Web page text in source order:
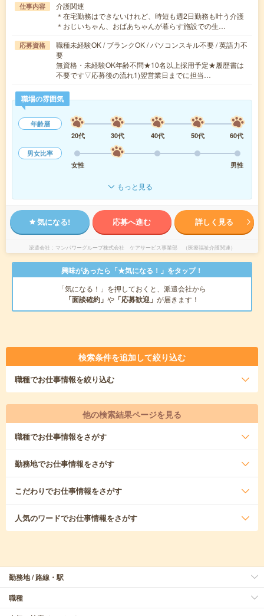
仕事内容
介護関連
＊在宅勤務はできないけれど、時短も週2日勤務も叶う介護
＊おじいちゃん、おばあちゃんが暮らす施設での生…
応募資格
職種未経験OK / ブランクOK / パソコンスキル不要 / 英語力不
要
無資格・未経験OK年齢不問★10名以上採用予定★履歴書は
不要です▽応募後の流れ1)翌営業日までに担当…
職場の雰囲気
年齢層
20代
30代 40代 50代
60代
男女比率
女性
男性
もっと見る
気になる! 応募へ進む 詳しく見る
派遣会社 マンパワーグループ株式会社 ケアサービス事業部 （医療福祉介護関連）
興味があったら「★気になる！」をタップ！
「気になる！」を押しておくと、派遣会社から
「面談確約」 や 「応募歓迎」 が届きます！
検索条件を追加して絞り込む
職種でお仕事情報を絞り込む
他の検索結果ページを見る
職種でお仕事情報をさがす
勤務地でお仕事情報をさがす
こだわりでお仕事情報をさがす
人気のワードでお仕事情報をさがす
勤務地 / 路線・駅
職種